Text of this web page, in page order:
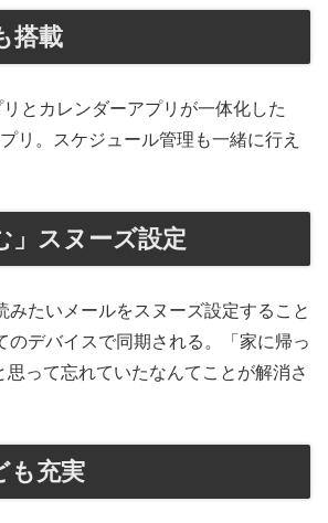
搭載
とカレンダーアプリが一体化した
リ。スケジュール管理も一緒に行え
」スヌーズ設定
みたいメールをスヌーズ設定すること
のデバイスで同期される。「家に帰っ
思って忘れていたなんてことが解消さ
も充実